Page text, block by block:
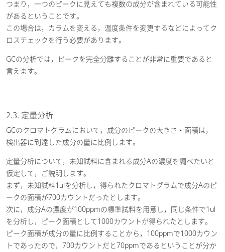
つまり，一つのピークに見えても複数の成分が含まれている可能性
があるということです。
この場合は，カラムを変える，温度条件を変更するなどによってク
ロスチェックを行う必要があります。
GCの分析では，ピークを完全分離することが非常に重要であると
言えます。
2.3. 定量分析
GCのクロマトグラムにおいて，成分のピークの大きさ・面積は，
検出器に到達した成分の量に比例します。
定量分析について，未知試料に含まれる成分Aの濃度を調べたいと
仮定して，ご説明します。
まず，未知試料1ulを分析し，得られたクロマトグラムで成分Aのピ
ークの面積が700カウントだったとします。
次に，成分Aの濃度が100ppmの標準試料を用意し，同じ条件で1ul
を分析し，ピーク面積として1000カウントが得られたとします。
ピーク面積が成分の量に比例することから，100ppmで1000カウン
トであったので，700カウントだと70ppmであるということが分か